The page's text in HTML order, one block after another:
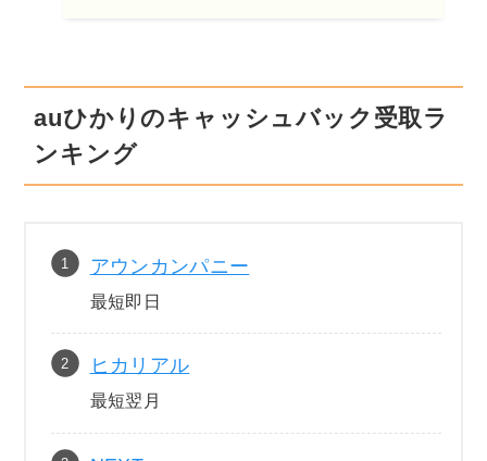
auひかりのキャッシュバック受取ラ
ンキング
アウンカンパニー
最短即日
ヒカリアル
最短翌月